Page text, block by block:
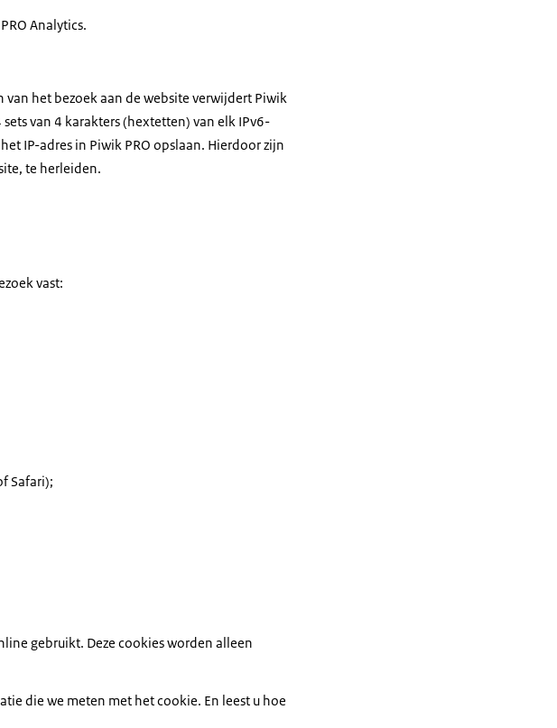
Analytics.
van het bezoek aan de website verwijdert Piwik
van 4 karakters (hextetten) van elk IPv6-
IP-adres in Piwik PRO opslaan. Hierdoor zijn
te herleiden.
vast:
Safari);
gebruikt. Deze cookies worden alleen
die we meten met het cookie. En leest u hoe